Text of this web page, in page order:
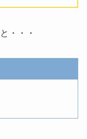
話から解約する方法
・・・